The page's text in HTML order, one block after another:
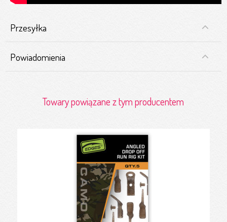
Przesyłka
Powiadomienia
Towary powiązane z tym producentem